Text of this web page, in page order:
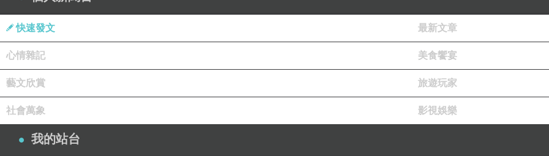
快速發文 最新文章
心情雜記 美食饗宴
藝文欣賞 旅遊玩家
社會萬象 影視娛樂
我的站台